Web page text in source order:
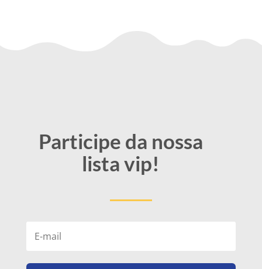
Participe da nossa
lista vip!